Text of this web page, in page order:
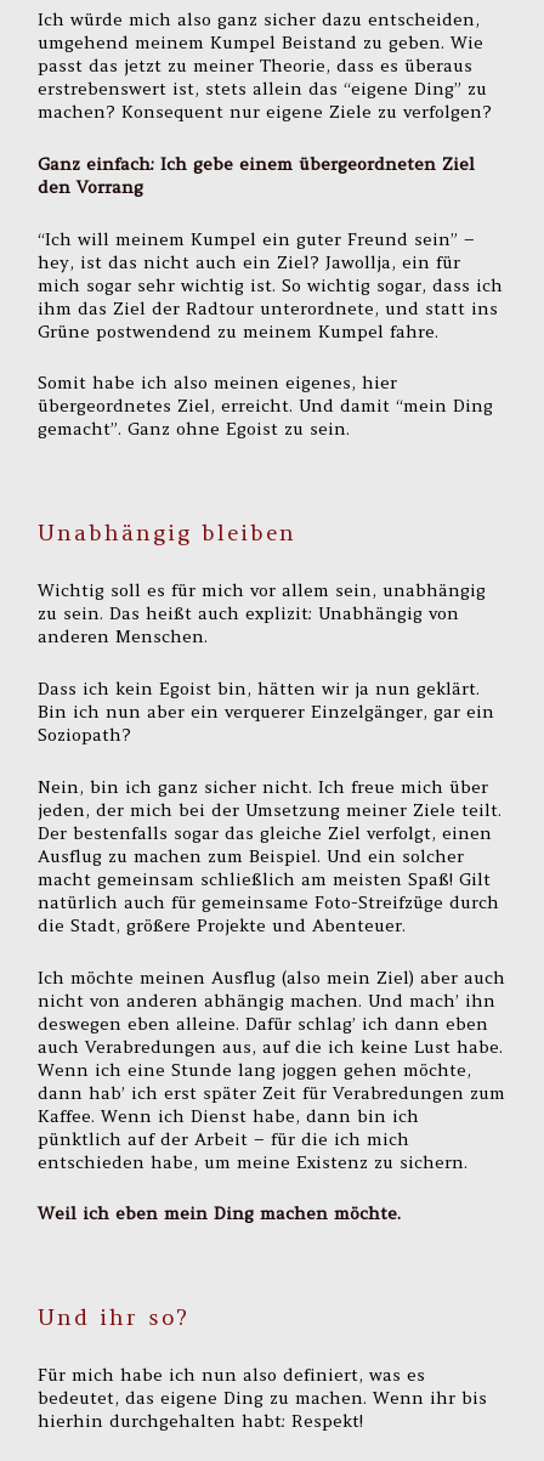
Ich würde mich also ganz sicher dazu entscheiden,
umgehend meinem Kumpel Beistand zu geben. Wie
passt das jetzt zu meiner Theorie, dass es überaus
erstrebenswert ist, stets allein das “eigene Ding” zu
machen? Konsequent nur eigene Ziele zu verfolgen?
Ganz einfach: Ich gebe einem übergeordneten Ziel
den Vorrang
“Ich will meinem Kumpel ein guter Freund sein” –
hey, ist das nicht auch ein Ziel? Jawollja, ein für
mich sogar sehr wichtig ist. So wichtig sogar, dass ich
ihm das Ziel der Radtour unterordnete, und statt ins
Grüne postwendend zu meinem Kumpel fahre.
Somit habe ich also meinen eigenes, hier
übergeordnetes Ziel, erreicht. Und damit “mein Ding
gemacht”. Ganz ohne Egoist zu sein.
Unabhängig bleiben
Wichtig soll es für mich vor allem sein, unabhängig
zu sein. Das heißt auch explizit: Unabhängig von
anderen Menschen.
Dass ich kein Egoist bin, hätten wir ja nun geklärt.
Bin ich nun aber ein verquerer Einzelgänger, gar ein
Soziopath?
Nein, bin ich ganz sicher nicht. Ich freue mich über
jeden, der mich bei der Umsetzung meiner Ziele teilt.
Der bestenfalls sogar das gleiche Ziel verfolgt, einen
Ausflug zu machen zum Beispiel. Und ein solcher
macht gemeinsam schließlich am meisten Spaß! Gilt
natürlich auch für gemeinsame Foto-Streifzüge durch
die Stadt, größere Projekte und Abenteuer.
Ich möchte meinen Ausflug (also mein Ziel) aber auch
nicht von anderen abhängig machen. Und mach’ ihn
deswegen eben alleine. Dafür schlag’ ich dann eben
auch Verabredungen aus, auf die ich keine Lust habe.
Wenn ich eine Stunde lang joggen gehen möchte,
dann hab’ ich erst später Zeit für Verabredungen zum
Kaffee. Wenn ich Dienst habe, dann bin ich
pünktlich auf der Arbeit – für die ich mich
entschieden habe, um meine Existenz zu sichern.
Weil ich eben mein Ding machen möchte.
Und ihr so?
Für mich habe ich nun also definiert, was es
bedeutet, das eigene Ding zu machen. Wenn ihr bis
hierhin durchgehalten habt: Respekt!